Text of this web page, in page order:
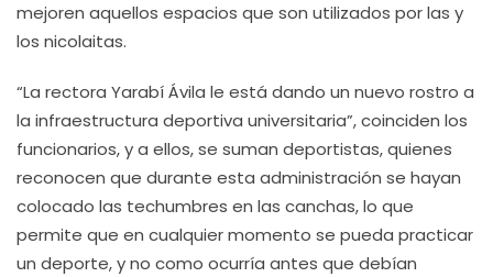
mejoren aquellos espacios que son utilizados por las y
los nicolaitas.
“La rectora Yarabí Ávila le está dando un nuevo rostro a
la infraestructura deportiva universitaria”, coinciden los
funcionarios, y a ellos, se suman deportistas, quienes
reconocen que durante esta administración se hayan
colocado las techumbres en las canchas, lo que
permite que en cualquier momento se pueda practicar
un deporte, y no como ocurría antes que debían